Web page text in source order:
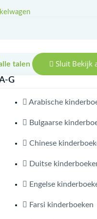
talen Sluit Bekijk
G
Arabische
Bulgaarse
Chinese
Duitse
Engelse
Farsi kinderboeken